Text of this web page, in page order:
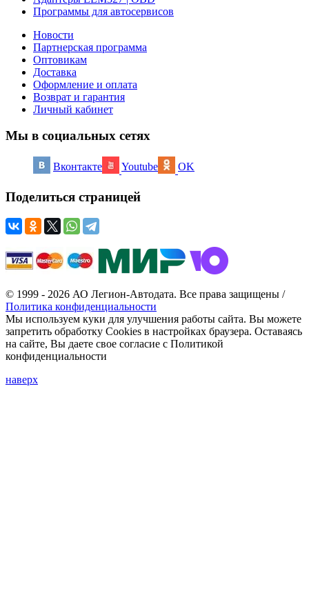
Программы для автосервисов
Новости
Партнерская программа
Оптовикам
Доставка
Оформление и оплата
Возврат и гарантия
Личный кабинет
Мы в социальных сетях
Вконтакте Youtube OK
Поделиться страницей
© 1999 - 2026 АО Легион-Автодата. Все права защищены /
Политика конфиденциальности
Мы используем куки для улучшения работы сайта. Вы можете
запретить обработку Cookies в настройках браузера. Оставаясь
на сайте, Вы даете свое согласие с Политикой
конфиденциальности
наверх